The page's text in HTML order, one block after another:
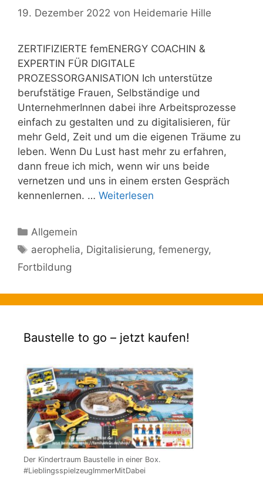
19. Dezember 2022 von Heidemarie Hille
ZERTIFIZIERTE femENERGY COACHIN &
EXPERTIN FÜR DIGITALE
PROZESSORGANISATION Ich unterstütze
berufstätige Frauen, Selbständige und
UnternehmerInnen dabei ihre Arbeitsprozesse
einfach zu gestalten und zu digitalisieren, für
mehr Geld, Zeit und um die eigenen Träume zu
leben. Wenn Du Lust hast mehr zu erfahren,
dann freue ich mich, wenn wir uns beide
vernetzen und uns in einem ersten Gespräch
kennenlernen. … Weiterlesen
Kategorien
Allgemein
Schlagwörter
aerophelia, Digitalisierung,femenergy,
Fortbildung
Baustelle to go – jetzt kaufen!
Der Kindertraum Baustelle in einer Box.
#LieblingsspielzeugImmerMitDabei